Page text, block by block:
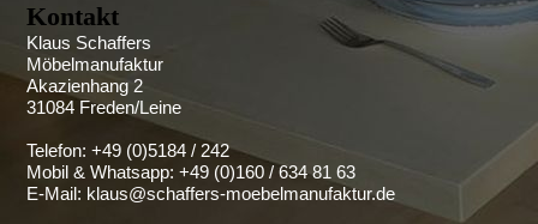
Kontakt
Klaus Schaffers
Möbelmanufaktur
Akazienhang 2
31084 Freden/Leine
Telefon: +49 (0)5184 / 242
Mobil & Whatsapp: +49 (0)160 / 634 81 63
E-Mail: klaus@schaffers-moebelmanufaktur.de